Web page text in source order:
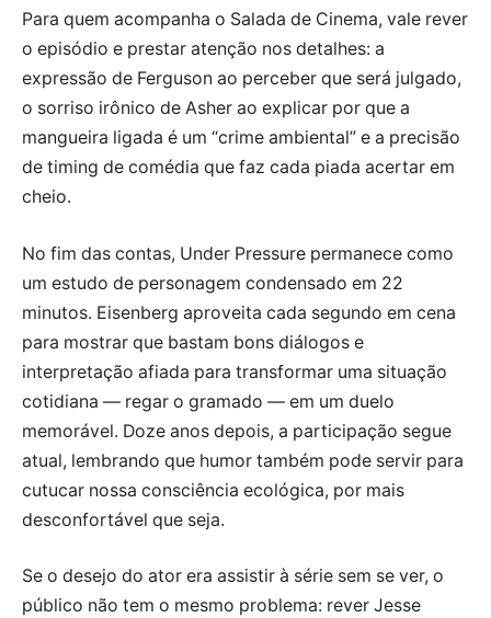
Para quem acompanha o Salada de Cinema, vale rever
o episódio e prestar atenção nos detalhes: a
expressão de Ferguson ao perceber que será julgado,
o sorriso irônico de Asher ao explicar por que a
mangueira ligada é um “crime ambiental” e a precisão
de timing de comédia que faz cada piada acertar em
cheio.
No fim das contas, Under Pressure permanece como
um estudo de personagem condensado em 22
minutos. Eisenberg aproveita cada segundo em cena
para mostrar que bastam bons diálogos e
interpretação afiada para transformar uma situação
cotidiana — regar o gramado — em um duelo
memorável. Doze anos depois, a participação segue
atual, lembrando que humor também pode servir para
cutucar nossa consciência ecológica, por mais
desconfortável que seja.
Se o desejo do ator era assistir à série sem se ver, o
público não tem o mesmo problema: rever Jesse